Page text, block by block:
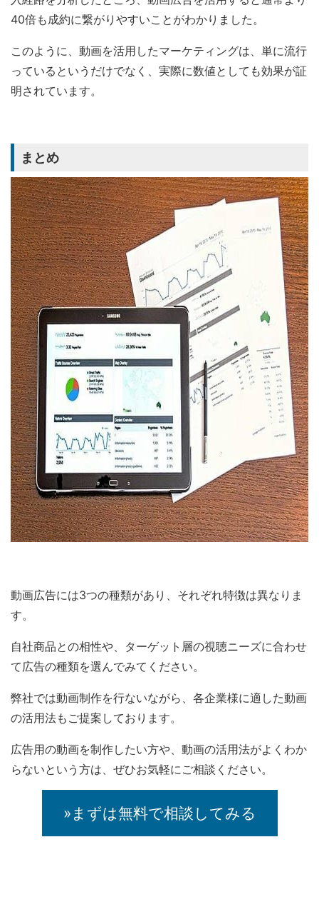
40倍も成約に繋がりやすいことがわかりました。
このように、動画を活用したマーケティングは、単に流行
っているというだけでなく、実際に数値としても効果が証
明されています。
まとめ
動画広告には3つの種類があり、それぞれ特徴は異なりま
す。
自社商品との相性や、ターゲット層の視聴ニーズに合わせ
て広告の種類を選んでみてください。
弊社では動画制作を行ないながら、各企業様に適した動画
の活用法もご提案しております。
広告用の動画を制作したい方や、動画の活用法がよくわか
らないという方は、ぜひお気軽にご相談ください。
»まずは無料で相談してみる